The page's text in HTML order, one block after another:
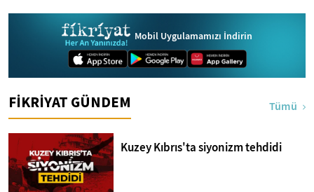
Mobil Uygulamamızı İndirin
FİKRİYAT GÜNDEM Tümü
Kuzey Kıbrıs'ta siyonizm tehdidi